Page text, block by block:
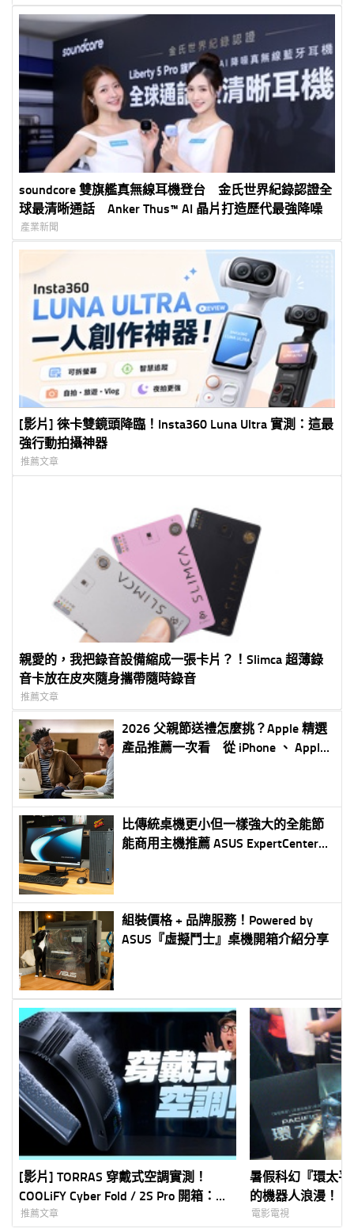
soundcore 雙旗艦真無線耳機登台 金氏世界紀錄認證全
球最清晰通話 Anker Thus™ AI 晶片打造歷代最強降噪
產業新聞
[影片] 徠卡雙鏡頭降臨！Insta360 Luna Ultra 實測：這最
強行動拍攝神器
推薦文章
親愛的，我把錄音設備縮成一張卡片？！Slimca 超薄錄
音卡放在皮夾隨身攜帶隨時錄音
推薦文章
2026 父親節送禮怎麼挑？Apple 精選
產品推薦一次看 從 iPhone 、 Apple
比傳統桌機更小但一樣強大的全能節
能商用主機推薦 ASUS ExpertCenter
組裝價格 + 品牌服務！Powered by
ASUS『虛擬鬥士』桌機開箱介紹分享
[影片] TORRAS 穿戴式空調實測！
COOLiFY Cyber Fold / 2S Pro 開箱：能
降溫也能加熱！還有足球聯名 iPhone
推薦文章
暑假科幻『環太平
的機器人浪漫！
電影電視